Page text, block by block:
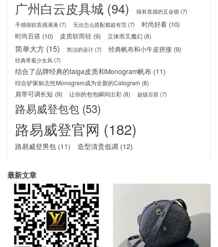
广州白云皮具城 (94) 很有质感的五金锁 (7)
手感很软质感满满(7) 无论怎么搭配都超有范(7) 时尚好看 (10)
时尚百搭 (10) 皮质软而轻 (9) 立体而又魔幻 (8)
简单大方 (15) 简洁的设计(7) 经典帆布和小牛皮拼接 (9)
经典带着少女风(7)
结合了品牌经典的taiga皮质和Monogram帆布 (11)
结合驴家标志性Monogram成为全新的Catogram (8)
肩带可调长短 (9) 让你的包包瞬间出彩 (8) 超级百搭(7)
路易威登包包 (53)
路易威登官网 (182)
路易威登男包 (11) 造型清贵低调 (12)
最新文章